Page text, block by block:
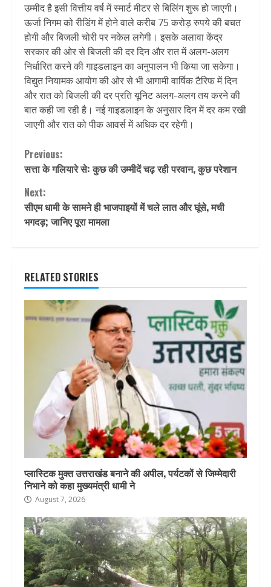
उम्मीद है इसी वित्तीय वर्ष में स्मार्ट मीटर से बिलिंग शुरू हो जाएगी।
ऊर्जा निगम को रीडिंग में होने वाले करीब 75 करोड़ रुपये की बचत
होगी और बिजली चोरी पर नकेल लगेगी। इसके अलावा केंद्र
सरकार की ओर से बिजली की दर दिन और रात में अलग-अलग
निर्धारित करने की गाइडलाइन का अनुपालन भी किया जा सकेगा।
विद्युत नियामक आयोग की ओर से भी आगामी वार्षिक टैरिफ में दिन
और रात को बिजली की दर प्रति यूनिट अलग-अलग तय करने की
बात कही जा रही है। नई गाइडलाइन के अनुसार दिन में दर कम रखी
जाएगी और रात को पीक आवर्स में अधिक दर रहेगी।
Continue
Reading
Previous:
सत्ता के गलियारे से: कुछ की उम्मीदें चढ़ रही परवान, कुछ परेशान
Next:
सीएम धामी के सामने ही भाजपाइयों में चले लात और घूंसे, मची
भगदड़; जानिए पूरा मामला
RELATED STORIES
प्लास्टिक मुक्त उत्तराखंड बनाने की अपील, पर्यटकों से जिम्मेदारी
निभाने को कहा मुख्यमंत्री धामी ने
August 7, 2026